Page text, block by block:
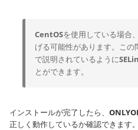
CentOSを使用している場合、
げる可能性があります。この
で説明されているように
とができます。
インストールが完了したら、
正しく動作しているか確認できます